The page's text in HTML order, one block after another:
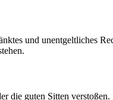
und unentgeltliches
guten Sitten